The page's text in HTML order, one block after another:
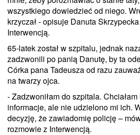
wszystkiego dowiedzieć od niego.
krzyczał - opisuje Danuta
Interwencją.
65-latek został w szpitalu, jednak
zadzwonili po panią Danutę, by ta
Córka pana Tadeusza od razu
na twarzy ojca.
- Zadzwoniłam do szpitala.
informacje, ale nie udzielono mi ich.
decyzję, że zawiadomię policję –
rozmowie z Interwencją.